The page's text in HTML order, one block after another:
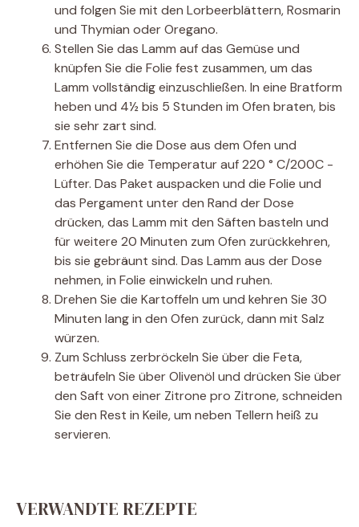
und folgen Sie mit den Lorbeerblättern, Rosmarin
und Thymian oder Oregano.
Stellen Sie das Lamm auf das Gemüse und
knüpfen Sie die Folie fest zusammen, um das
Lamm vollständig einzuschließen. In eine Bratform
heben und 4½ bis 5 Stunden im Ofen braten, bis
sie sehr zart sind.
Entfernen Sie die Dose aus dem Ofen und
erhöhen Sie die Temperatur auf 220 ° C/200C -
Lüfter. Das Paket auspacken und die Folie und
das Pergament unter den Rand der Dose
drücken, das Lamm mit den Säften basteln und
für weitere 20 Minuten zum Ofen zurückkehren,
bis sie gebräunt sind. Das Lamm aus der Dose
nehmen, in Folie einwickeln und ruhen.
Drehen Sie die Kartoffeln um und kehren Sie 30
Minuten lang in den Ofen zurück, dann mit Salz
würzen.
Zum Schluss zerbröckeln Sie über die Feta,
beträufeln Sie über Olivenöl und drücken Sie über
den Saft von einer Zitrone pro Zitrone, schneiden
Sie den Rest in Keile, um neben Tellern heiß zu
servieren.
VERWANDTE REZEPTE